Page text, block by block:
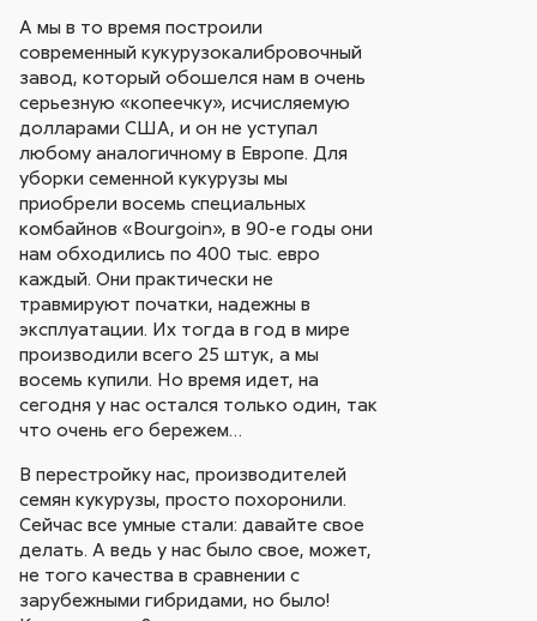
А мы в то время построили
современный кукурузокалибровочный
завод, который обошелся нам в очень
серьезную «копеечку», исчисляемую
долларами США, и он не уступал
любому аналогичному в Европе. Для
уборки семенной кукурузы мы
приобрели восемь специальных
комбайнов «Bourgoin», в 90-е годы они
нам обходились по 400 тыс. евро
каждый. Они практически не
травмируют початки, надежны в
эксплуатации. Их тогда в год в мире
производили всего 25 штук, а мы
восемь купили. Но время идет, на
сегодня у нас остался только один, так
что очень его бережем…
В перестройку нас, производителей
семян кукурузы, просто похоронили.
Сейчас все умные стали: давайте свое
делать. А ведь у нас было свое, может,
не того качества в сравнении с
зарубежными гибридами, но было!